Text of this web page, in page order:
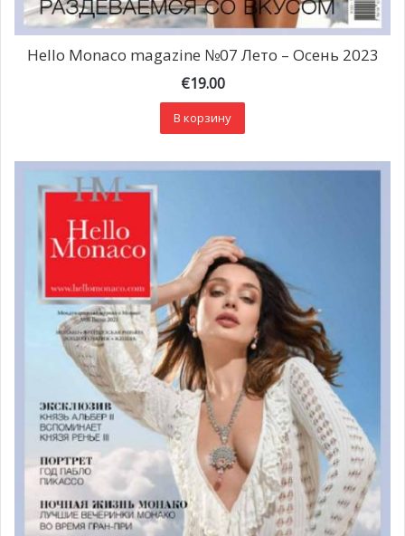
Hello Monaco magazine №07 Лето – Осень 2023
€19.00
В корзину